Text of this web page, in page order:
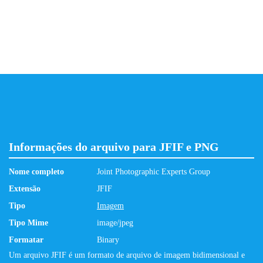
Informações do arquivo para JFIF e PNG
Nome completo
Joint Photographic Experts Group
Extensão
JFIF
Tipo
Imagem
Tipo Mime
image/jpeg
Formatar
Binary
Um arquivo JFIF é um formato de arquivo de imagem bidimensional e